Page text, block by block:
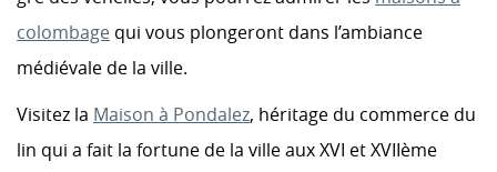
colombage qui vous plongeront dans l’ambiance
médiévale de la ville.
Visitez la Maison à Pondalez, héritage du commerce du
lin qui a fait la fortune de la ville aux XVI et XVIIème